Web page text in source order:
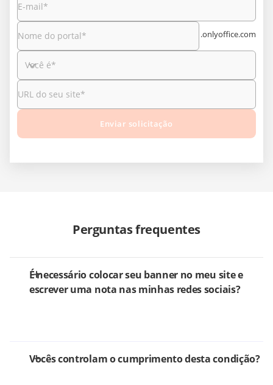
E-mail*
Nome do portal* .onlyoffice.com
Você é*
URL do seu site*
Enviar solicitação
Perguntas frequentes
É necessário colocar seu banner no meu site e
escrever uma nota nas minhas redes sociais?
Vocês controlam o cumprimento desta condição?